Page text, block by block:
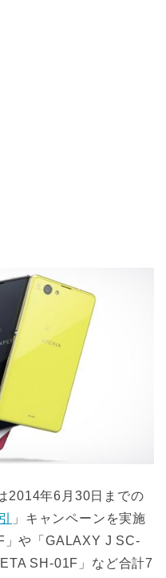
2014年6月30日までの
」キャンペーンを実施
や「GALAXY J SC-
SH-01F」など合計7